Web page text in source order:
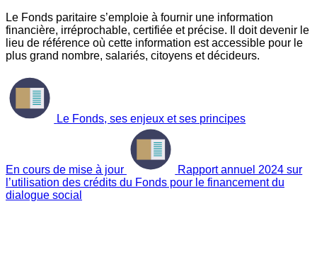
Le Fonds paritaire s’emploie à fournir une information
financière, irréprochable, certifiée et précise. Il doit devenir le
lieu de référence où cette information est accessible pour le
plus grand nombre, salariés, citoyens et décideurs.
Le Fonds, ses enjeux et ses principes
En cours de mise à jour
Rapport annuel 2024 sur
l’utilisation des crédits du Fonds pour le financement du
dialogue social